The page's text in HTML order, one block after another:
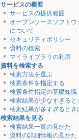
サービスの概要
サービスの提供範囲
オープンソースソフトウ
について
セキュリティポリシー
資料の検索
マイライブラリの利用
資料を検索する
検索方法を選ぶ
検索条件を指定する
検索条件指定の基礎知識
検索結果が少なすぎると
検索結果が多すぎるとき
検索結果を見る
検索結果一覧の見かた
資料の詳細情報の見かた